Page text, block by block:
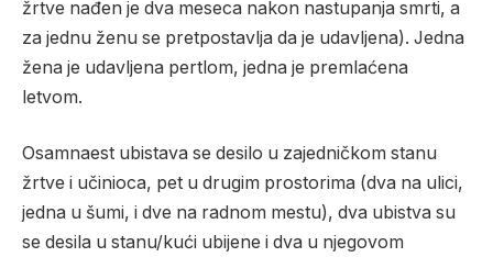
žrtve nađen je dva meseca nakon nastupanja smrti, a
za jednu ženu se pretpostavlja da je udavljena). Jedna
žena je udavljena pertlom, jedna je premlaćena
letvom.
Osamnaest ubistava se desilo u zajedničkom stanu
žrtve i učinioca, pet u drugim prostorima (dva na ulici,
jedna u šumi, i dve na radnom mestu), dva ubistva su
se desila u stanu/kući ubijene i dva u njegovom